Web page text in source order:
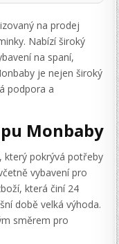
na prodej
Nabízí široký
na spaní,
je nejen široký
podpora a
Monbaby
který pokrývá potřeby
vybavení pro
která činí 24
době velká výhoda.
směrem pro